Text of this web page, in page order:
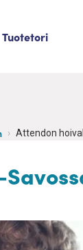
Tuotetori
Attendon